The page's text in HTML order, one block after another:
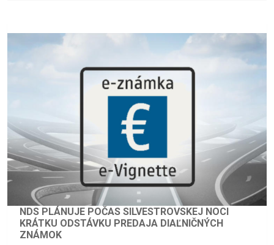
NDS PLÁNUJE POČAS SILVESTROVSKEJ NOCI
KRÁTKU ODSTÁVKU PREDAJA DIAĽNIČNÝCH
ZNÁMOK